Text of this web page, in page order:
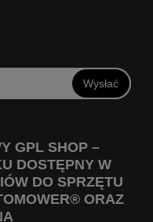
Wysłać
GPL SHOP –
DOSTĘPNY W
DO SPRZĘTU
ORAZ